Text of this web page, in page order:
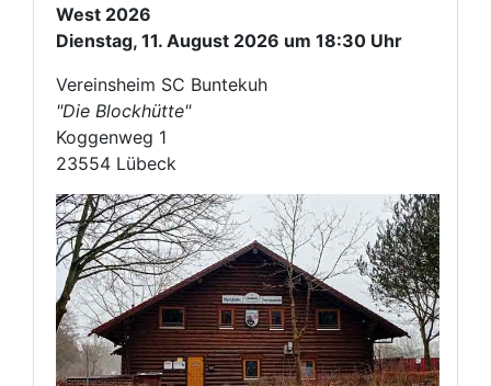
West 2026
Dienstag, 11. August 2026 um 18:30 Uhr
Vereinsheim SC Buntekuh
"Die Blockhütte"
Koggenweg 1
23554 Lübeck